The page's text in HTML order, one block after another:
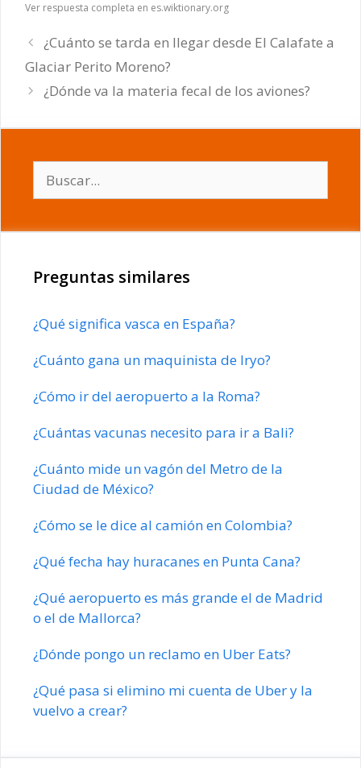
Ver respuesta completa en es.wiktionary.org
¿Cuánto se tarda en llegar desde El Calafate a
Glaciar Perito Moreno?
¿Dónde va la materia fecal de los aviones?
Preguntas similares
¿Qué significa vasca en España?
¿Cuánto gana un maquinista de Iryo?
¿Cómo ir del aeropuerto a la Roma?
¿Cuántas vacunas necesito para ir a Bali?
¿Cuánto mide un vagón del Metro de la
Ciudad de México?
¿Cómo se le dice al camión en Colombia?
¿Qué fecha hay huracanes en Punta Cana?
¿Qué aeropuerto es más grande el de Madrid
o el de Mallorca?
¿Dónde pongo un reclamo en Uber Eats?
¿Qué pasa si elimino mi cuenta de Uber y la
vuelvo a crear?